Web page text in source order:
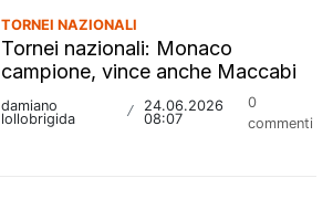
TORNEI NAZIONALI
Tornei nazionali: Monaco
campione, vince anche Maccabi
damiano
lollobrigida
/
24.06.2026
08:07
0
commenti